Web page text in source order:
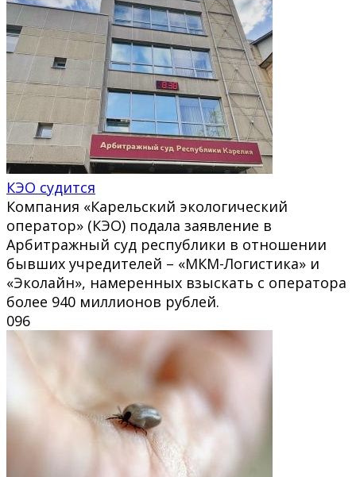
КЭО судится
Компания «Карельский экологический
оператор» (КЭО) подала заявление в
Арбитражный суд республики в отношении
бывших учредителей – «МКМ-Логистика» и
«Эколайн», намеренных взыскать с оператора
более 940 миллионов рублей.
096